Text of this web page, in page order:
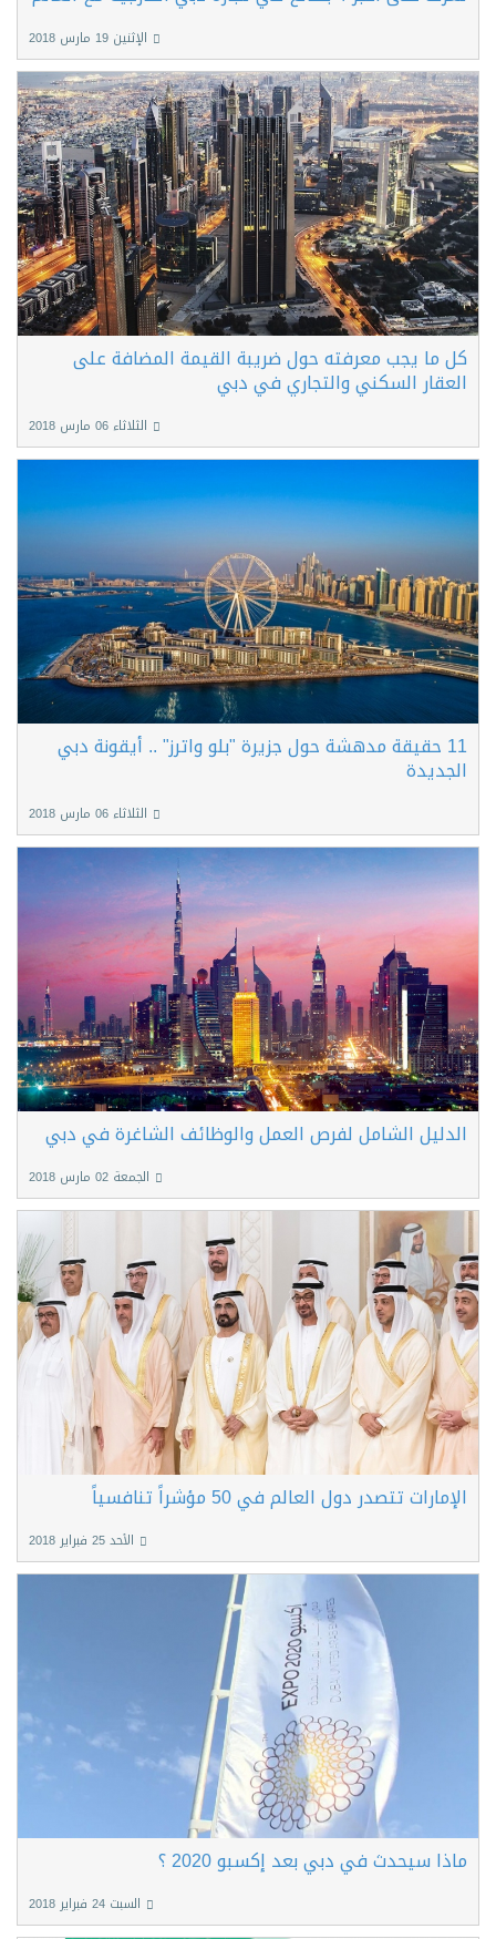
الإثنين 19 مارس 2018
كل ما يجب معرفته حول ضريبة القيمة المضافة على
العقار السكني والتجاري في دبي
الثلاثاء 06 مارس 2018
11 حقيقة مدهشة حول جزيرة "بلو واترز" .. أيقونة دبي
الجديدة
الثلاثاء 06 مارس 2018
الدليل الشامل لفرص العمل والوظائف الشاغرة في دبي
الجمعة 02 مارس 2018
الإمارات تتصدر دول العالم في 50 مؤشراً تنافسياً
الأحد 25 فبراير 2018
ماذا سيحدث في دبي بعد إكسبو 2020 ؟
السبت 24 فبراير 2018